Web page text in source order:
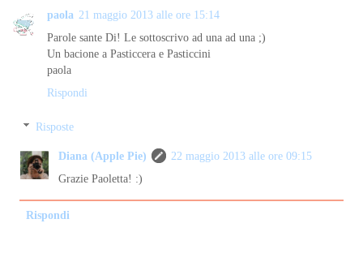
paola 21 maggio 2013 alle ore 15:14
Parole sante Di! Le sottoscrivo ad una ad una ;)
Un bacione a Pasticcera e Pasticcini
paola
Rispondi
Risposte
Diana (Apple Pie)
22 maggio 2013 alle ore 09:15
Grazie Paoletta! :)
Rispondi